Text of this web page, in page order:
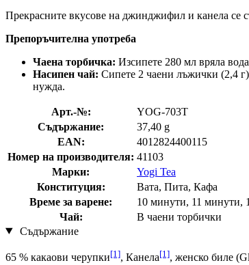
Прекрасните вкусове на джинджифил и канела се
Препоръчителна употреба
Чаена торбичка: Изсипете 280 мл вряла
Насипен чай: Сипете 2 чаени лъжички (2,4 г)
нужда.
Арт.-№:
YOG-703T
Съдържание:
37,40 g
EAN:
4012824400115
Номер на производителя: 41103
Марки:
Yogi Tea
Конституция:
Вата, Пита, Кафа
Време за варене:
10 минути, 11 минути,
Чай:
В чаени торбички
Съдържание
65 % какаови черупки[1], Канела[1], женско биле